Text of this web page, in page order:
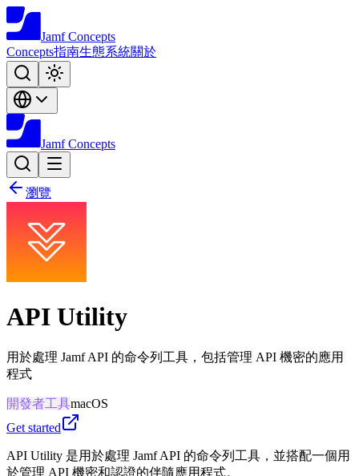
Jamf Concepts
Concepts指南生態系統關於
Jamf Concepts
瀏覽
API Utility
用於處理 Jamf API 的命令列工具，包括管理 API 機密的應用
程式
開發者工具macOS
Get started
API Utility 是用於處理 Jamf API 的命令列工具，並搭配一個用
於管理 API 機密和認證的伴隨應用程式。